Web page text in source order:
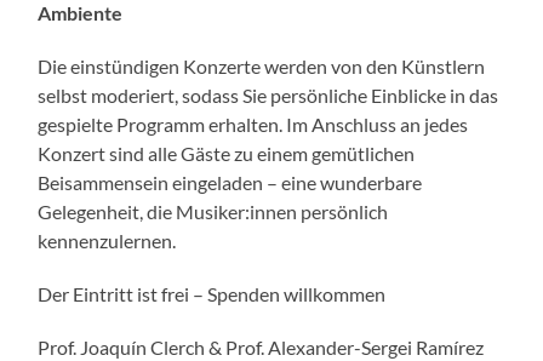
Ambiente
Die einstündigen Konzerte werden von den Künstlern
selbst moderiert, sodass Sie persönliche Einblicke in das
gespielte Programm erhalten. Im Anschluss an jedes
Konzert sind alle Gäste zu einem gemütlichen
Beisammensein eingeladen – eine wunderbare
Gelegenheit, die Musiker:innen persönlich
kennenzulernen.
Der Eintritt ist frei – Spenden willkommen
Prof. Joaquín Clerch & Prof. Alexander-Sergei Ramírez